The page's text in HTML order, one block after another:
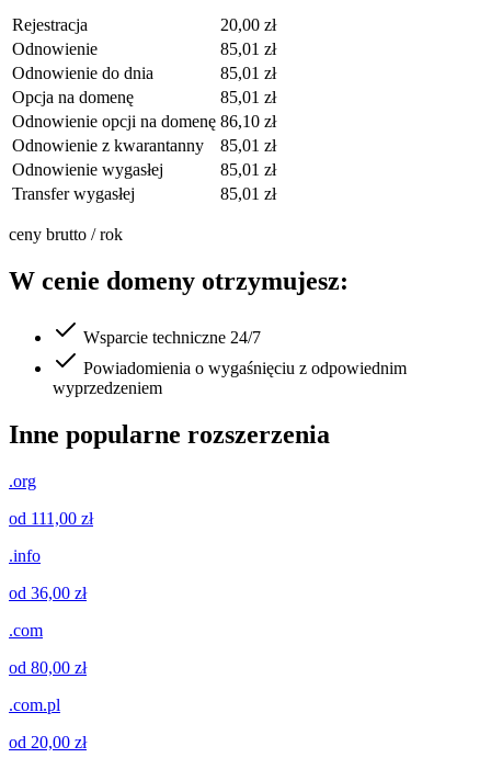
Rejestracja
20,00 zł
Odnowienie
85,01 zł
Odnowienie do dnia
85,01 zł
Opcja na domenę
85,01 zł
Odnowienie opcji na domenę 86,10 zł
Odnowienie z kwarantanny
85,01 zł
Odnowienie wygasłej
85,01 zł
Transfer wygasłej
85,01 zł
ceny brutto / rok
W cenie domeny otrzymujesz:
Wsparcie techniczne 24/7
Powiadomienia o wygaśnięciu z odpowiednim
wyprzedzeniem
Inne popularne rozszerzenia
.org
od 111,00 zł
.info
od 36,00 zł
.com
od 80,00 zł
.com.pl
od 20,00 zł